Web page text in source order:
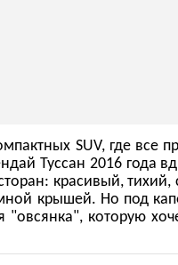
SUV, где все
Туссан 2016 года
красивый,
крышей. Но под
"овсянка", которую